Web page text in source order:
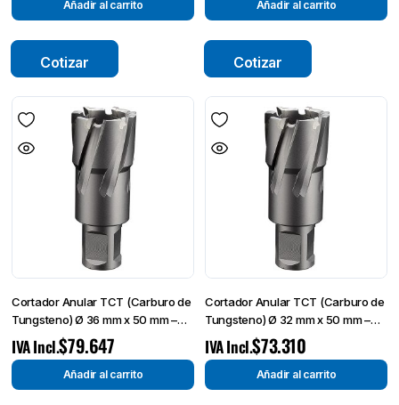
Añadir al carrito
Cotizar
Añadir al carrito
Cotizar
Cortador Anular TCT (Carburo de
Tungsteno) Ø 36 mm x 50 mm –
Broca de Corte-
$79.647
IVA Incl.
Añadir al carrito
Cortador Anular TCT (Carburo de
Tungsteno) Ø 32 mm x 50 mm –
Broca de Corte
$73.310
IVA Incl.
Añadir al carrito